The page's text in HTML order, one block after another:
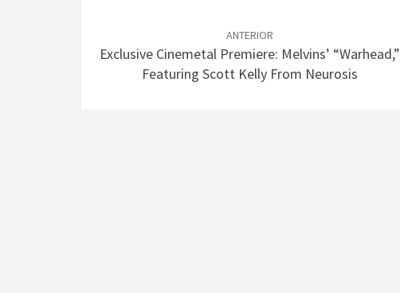
entradas
ANTERIOR
Exclusive Cinemetal Premiere: Melvins’ “Warhead,”
Featuring Scott Kelly From Neurosis